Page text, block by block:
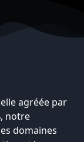
agréée par
, notre
domaines